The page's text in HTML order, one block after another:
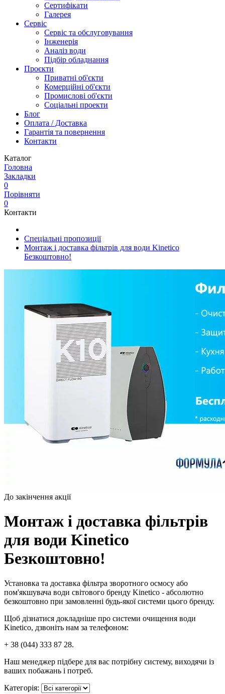
Сертифікати
Галерея
Сервіс
Сервіс та обслуговування
Інженерія
Аналіз води
Підбір обладнання
Проєкти
Приватні об'єкти
Комерційні об'єкти
Промислові об'єкти
Соціальні проекти
Блог
Оплата / Доставка
Гарантія та повернення
Контакти
Каталог
Головна
Закладки
0
Порівняти
0
Контакти
Спеціальні пропозиції
Монтаж і доставка фільтрів для води Kinetico
Безкоштовно!
До закінчення акції
Монтаж і доставка фільтрів
для води Kinetico
Безкоштовно!
Установка та доставка фільтра зворотного осмосу або
пом'якшувача води світового бренду Kinetico - абсолютно
безкоштовно при замовленні будь-якої системи цього бренду.
Щоб дізнатися докладніше про системи очищення води
Kinetico, дзвоніть нам за телефоном:
+ 38 (044) 333 87 28.
Наш менеджер підбере для вас потрібну систему, виходячи із
ваших побажань і потреб.
Категорія: